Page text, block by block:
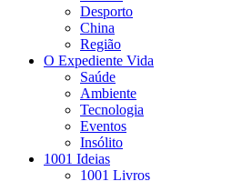
Desporto
China
Região
O Expediente Vida
Saúde
Ambiente
Tecnologia
Eventos
Insólito
1001 Ideias
1001 Livros